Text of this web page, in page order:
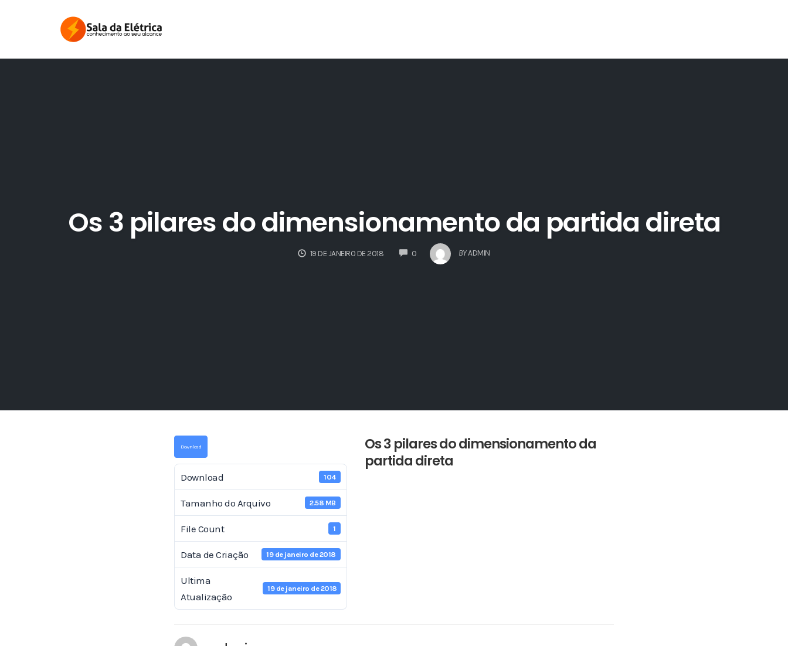
Os 3 pilares do dimensionamento da partida direta
19 DE JANEIRO DE 2018 0COMMENTS BY ADMIN
Download
Download 104
Tamanho do Arquivo 2.58 MB
File Count 1
Data de Criação 19 de janeiro de 2018
Ultima
Atualização
19 de janeiro de 2018
Os 3 pilares do dimensionamento da
partida direta